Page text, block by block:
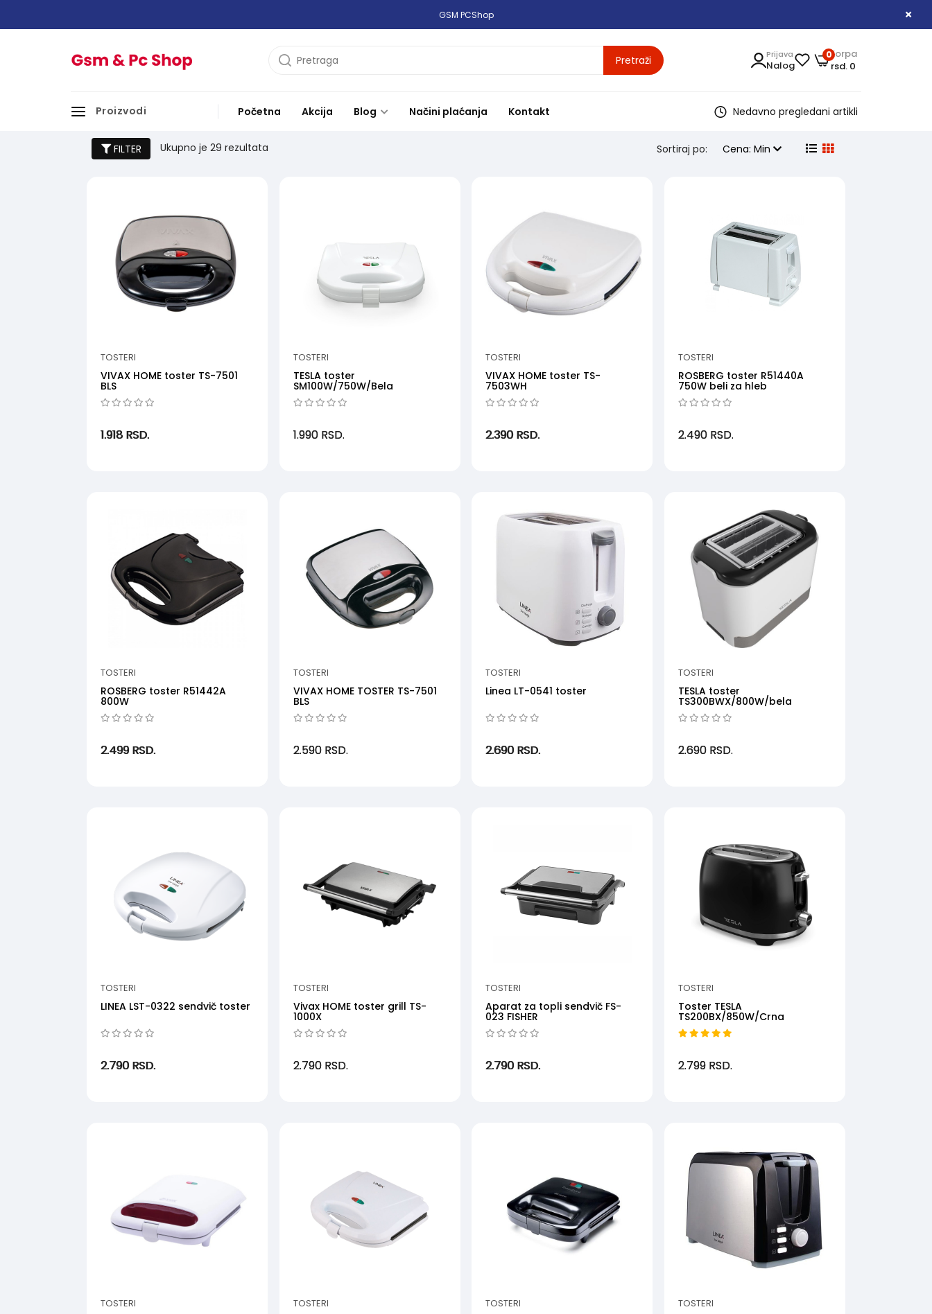
GSM PCShop
Pretraži
Korpa
rsd. 0
0
Prijava
Nalog
Proizvodi Početna Akcija Blog Načini plaćanja Kontakt Nedavno pregledani artikli
Tosteri
FILTER Ukupno je 29 rezultata Sortiraj po: Cena: Min
TOSTERI
VIVAX HOME toster TS-7501
BLS
1.918 RSD.
TOSTERI
TESLA toster
SM100W/750W/Bela
1.990 RSD.
TOSTERI
VIVAX HOME toster TS-
7503WH
2.390RSD.
TOSTERI
ROSBERG toster R51440A
750W beli za hleb
2.490 RSD.
TOSTERI
ROSBERG toster R51442A
800W
2.499RSD.
TOSTERI
VIVAX HOME TOSTER TS-7501
BLS
2.590 RSD.
TOSTERI
Linea LT-0541 toster
2.690RSD.
TOSTERI
TESLA toster
TS300BWX/800W/bela
2.690 RSD.
TOSTERI
LINEA LST-0322 sendvič toster
2.790RSD.
TOSTERI
Vivax HOME toster grill TS-
1000X
2.790 RSD.
TOSTERI
Aparat za topli sendvič FS-
023 FISHER
2.790RSD.
TOSTERI
Toster TESLA
TS200BX/850W/Crna
2.799 RSD.
TOSTERI TOSTERI TOSTERI TOSTERI